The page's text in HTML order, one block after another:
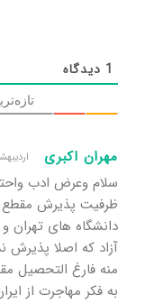
1 دیدگاه
مهران اکبری اردیبهشت ۷, ۱۴۰۴
سلام وعرض ادب
ظرفیت پذیرش مقطع
آزاد که اصلا
منه فارغ التحصیل
به فکر مهاجرت از